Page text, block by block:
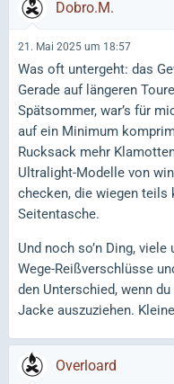
Dobro.M.
21. Mai 2025 um 18:57
Was oft untergeht: das
Gerade auf längeren
Spätsommer, war’s für
auf ein Minimum
Rucksack mehr
Ultralight-Modelle von
checken, die wiegen teils
Seitentasche.
Und noch so’n Ding,
Wege-Reißverschlüsse
den Unterschied, wenn
Jacke auszuziehen.
Overloard